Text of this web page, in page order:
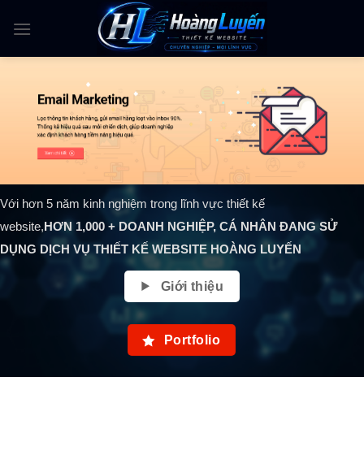
content
Với hơn 5 năm kinh nghiệm trong lĩnh vực thiết kế
website,HƠN 1,000 + DOANH NGHIỆP, CÁ NHÂN ĐANG SỬ
DỤNG DỊCH VỤ THIẾT KẾ WEBSITE HOÀNG LUYẾN
Giới thiệu
Portfolio